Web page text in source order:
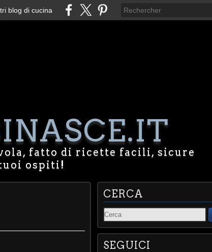
blog di cucina
fatto di ricette facili, sicure
ospiti!
CERCA
SEGUICI